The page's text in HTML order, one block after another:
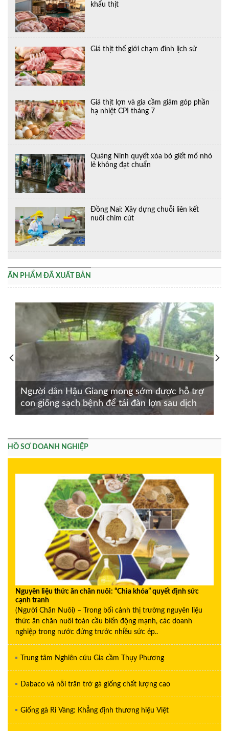
khẩu thịt
Giá thịt thế giới chạm đỉnh lịch sử
Giá thịt lợn và gia cầm giảm góp phần
hạ nhiệt CPI tháng 7
Quảng Ninh quyết xóa bỏ giết mổ nhỏ
lẻ không đạt chuẩn
Đồng Nai: Xây dựng chuỗi liên kết
nuôi chim cút
ẤN PHẨM ĐÃ XUẤT BẢN
Người dân Hậu Giang mong sớm được hỗ trợ
con giống sạch bệnh để tái đàn lợn sau dịch
HỒ SƠ DOANH NGHIỆP
Nguyên liệu thức ăn chăn nuôi: “Chìa khóa” quyết định sức
cạnh tranh
(Người Chăn Nuôi) – Trong bối cảnh thị trường nguyên liệu
thức ăn chăn nuôi toàn cầu biến động mạnh, các doanh
nghiệp trong nước đứng trước nhiều sức ép..
Trung tâm Nghiên cứu Gia cầm Thụy Phương
Dabaco và nỗi trăn trở gà giống chất lượng cao
Giống gà Ri Vàng: Khẳng định thương hiệu Việt